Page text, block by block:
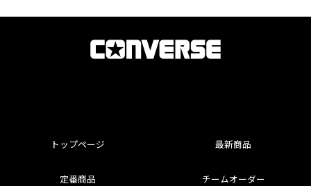
トップページ 最新商品
定番商品 チームオーダー